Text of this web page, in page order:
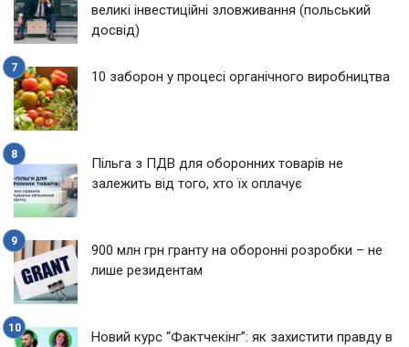
великі інвестиційні зловживання (польський
досвід)
10 заборон у процесі органічного виробництва
Пільга з ПДВ для оборонних товарів не
залежить від того, хто їх оплачує
900 млн грн гранту на оборонні розробки – не
лише резидентам
Новий курс “Фактчекінг”: як захистити правду в